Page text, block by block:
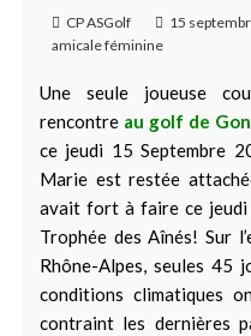
CP ASGolf 15
amicale féminine
Une seule joueuse
rencontre au golf de
ce jeudi 15 Septembre
Marie est restée
avait fort à faire ce jeudi
Trophée des Aînés! Sur
Rhône-Alpes, seules 45
conditions climatiques
contraint les dernières